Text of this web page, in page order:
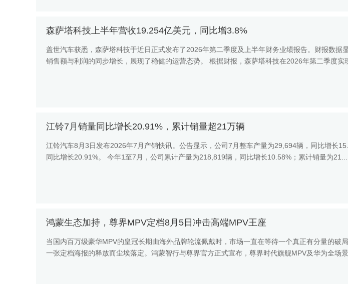
森萨塔科技上半年营收19.254亿美元，同比增3.8%
盖世汽车获悉，森萨塔科技于近日正式发布了2026年第二季度及上半年财务业绩报告。财报数据
销售额与利润的同步增长，展现了稳健的运营态势。 根据财报，森萨塔科技在2026年第二季度实
江铃7月销量同比增长20.91%，累计销量超21万辆
江铃汽车8月3日发布2026年7月产销快讯。公告显示，公司7月整车产量为29,694辆，同比增长
同比增长20.91%。 今年1至7月，公司累计产量为218,819辆，同比增长10.58%；累计销量为21...
鸿蒙生态加持，尊界MPV定档8月5日冲击高端MPV王座
当国内百万级豪华MPV的皇冠长期由海外品牌轮流佩戴时，市场一直在等待一个真正有分量的破
一张定档海报的释放而尘埃落定。鸿蒙智行与尊界官方正式宣布，尊界时代旗舰MPV及华为全场